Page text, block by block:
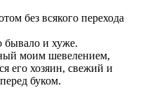
без всякого перехода
бывало и хуже.
моим шевелением,
его хозяин, свежий и
буком.